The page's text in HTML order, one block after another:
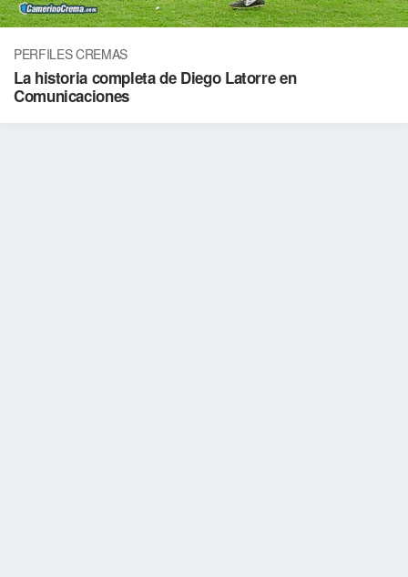
PERFILES CREMAS
La historia completa de Diego Latorre en
Comunicaciones